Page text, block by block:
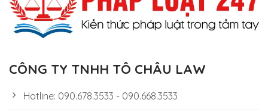
CÔNG TY TNHH TÔ CHÂU LAW
Hotline: 090.678.3533 - 090.668.3533